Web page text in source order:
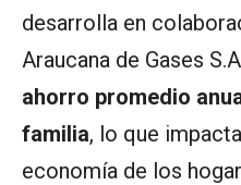
desarrolla en
Araucana de Gases
ahorro promedio
familia, lo que
economía de los